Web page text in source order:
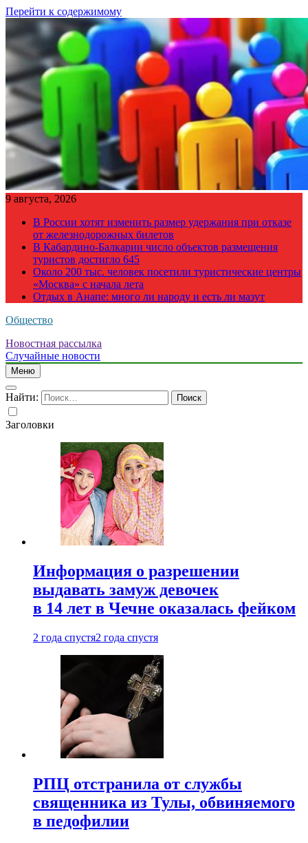
Перейти к содержимому
9 августа, 2026
В России хотят изменить размер удержания при отказе
от железнодорожных билетов
В Кабардино-Балкарии число объектов размещения
туристов достигло 645
Около 200 тыс. человек посетили туристические центры
«Москва» с начала лета
Отдых в Анапе: много ли народу и есть ли мазут
Общество
Новостная рассылка
Случайные новости
Меню
Найти:
Заголовки
Информация о разрешении
выдавать замуж девочек
в 14 лет в Чечне оказалась фейком
2 года спустя2 года спустя
РПЦ отстранила от службы
священника из Тулы, обвиняемого
в педофилии